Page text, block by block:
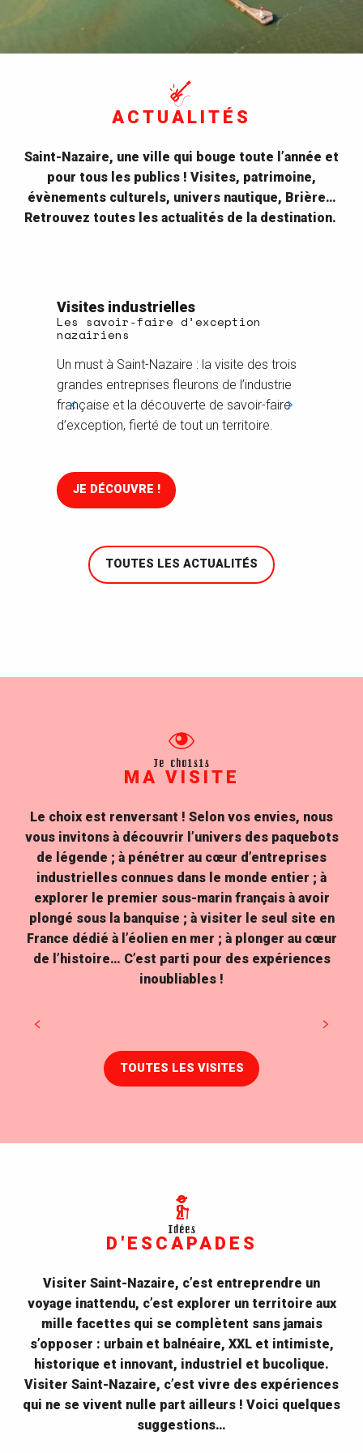
ACTUALITÉS
Saint-Nazaire, une ville qui bouge toute l’année et
pour tous les publics ! Visites, patrimoine,
évènements culturels, univers nautique, Brière…
Retrouvez toutes les actualités de la destination.
Visites industrielles
Les savoir-faire d’exception
nazairiens
Un must à Saint-Nazaire : la visite des trois
grandes entreprises fleurons de l’industrie
française et la découverte de savoir-faire
d’exception, fierté de tout un territoire.
JE DÉCOUVRE !
TOUTES LES ACTUALITÉS
Je choisis
MA VISITE
Le choix est renversant ! Selon vos envies, nous
vous invitons à découvrir l’univers des paquebots
de légende ; à pénétrer au cœur d’entreprises
industrielles connues dans le monde entier ; à
explorer le premier sous-marin français à avoir
plongé sous la banquise ; à visiter le seul site en
France dédié à l’éolien en mer ; à plonger au cœur
de l’histoire… C’est parti pour des expériences
inoubliables !
Visitez le Grand Port Maritime
TOUTES LES VISITES
Idées
D'ESCAPADES
Visiter Saint-Nazaire, c’est entreprendre un
voyage inattendu, c’est explorer un territoire aux
mille facettes qui se complètent sans jamais
s’opposer : urbain et balnéaire, XXL et intimiste,
historique et innovant, industriel et bucolique.
Visiter Saint-Nazaire, c’est vivre des expériences
qui ne se vivent nulle part ailleurs ! Voici quelques
suggestions…